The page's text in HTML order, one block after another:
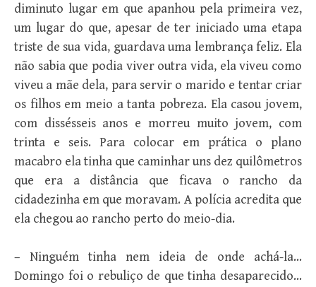
diminuto lugar em que apanhou pela primeira vez,
um lugar do que, apesar de ter iniciado uma etapa
triste de sua vida, guardava uma lembrança feliz. Ela
não sabia que podia viver outra vida, ela viveu como
viveu a mãe dela, para servir o marido e tentar criar
os filhos em meio a tanta pobreza. Ela casou jovem,
com dissésseis anos e morreu muito jovem, com
trinta e seis. Para colocar em prática o plano
macabro ela tinha que caminhar uns dez quilômetros
que era a distância que ficava o rancho da
cidadezinha em que moravam. A polícia acredita que
ela chegou ao rancho perto do meio-dia.
– Ninguém tinha nem ideia de onde achá-la…
Domingo foi o rebuliço de que tinha desaparecido…